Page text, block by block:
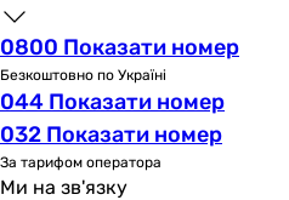
0800 Показати номер
Безкоштовно по Україні
044 Показати номер
032 Показати номер
За тарифом оператора
Ми на зв'язку